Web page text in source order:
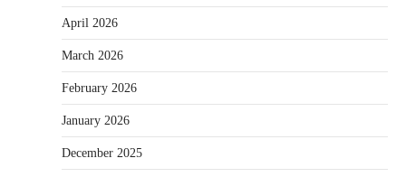
April 2026
March 2026
February 2026
January 2026
December 2025